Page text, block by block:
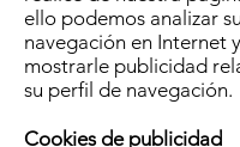
ello podemos analizar
navegación en Internet
mostrarle publicidad
su perfil de navegación.
Cookies de publicidad